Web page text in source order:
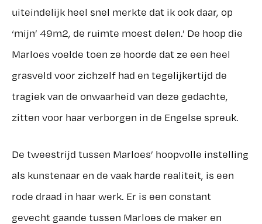
uiteindelijk heel snel merkte dat ik ook daar, op
‘mijn’ 49m2, de ruimte moest delen.’ De hoop die
Marloes voelde toen ze hoorde dat ze een heel
grasveld voor zichzelf had en tegelijkertijd de
tragiek van de onwaarheid van deze gedachte,
zitten voor haar verborgen in de Engelse spreuk.
De tweestrijd tussen Marloes’ hoopvolle instelling
als kunstenaar en de vaak harde realiteit, is een
rode draad in haar werk. Er is een constant
gevecht gaande tussen Marloes de maker en